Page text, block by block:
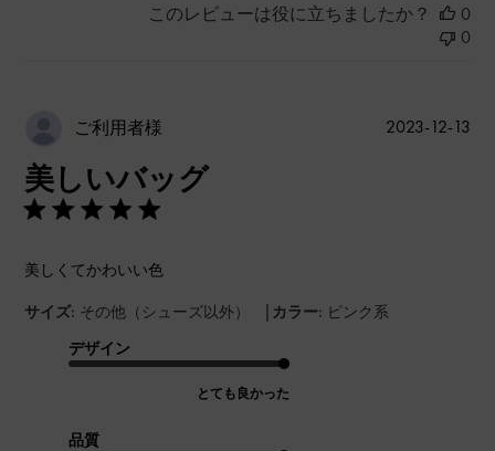
このレビューは役に立ちましたか？
0
0
ご利用者様
美しいバッグ
美しくてかわいい色
サイズ: その他（シューズ以外） | カラー: ピンク系
デザイン
とても良かった
品質
公
2023-12-13